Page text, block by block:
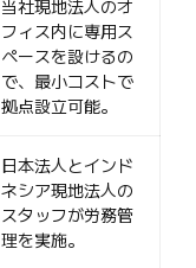
当社現地法人のオ
フィス内に専用ス
ペースを設けるの
で、最小コストで
拠点設立可能。
日本法人とインド
ネシア現地法人の
スタッフが労務管
理を実施。